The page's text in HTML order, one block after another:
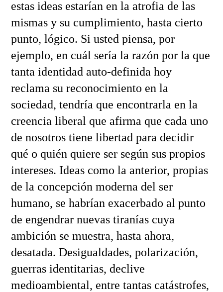
estas ideas estarían en la atrofia de las
mismas y su cumplimiento, hasta cierto
punto, lógico. Si usted piensa, por
ejemplo, en cuál sería la razón por la que
tanta identidad auto-definida hoy
reclama su reconocimiento en la
sociedad, tendría que encontrarla en la
creencia liberal que afirma que cada uno
de nosotros tiene libertad para decidir
qué o quién quiere ser según sus propios
intereses. Ideas como la anterior, propias
de la concepción moderna del ser
humano, se habrían exacerbado al punto
de engendrar nuevas tiranías cuya
ambición se muestra, hasta ahora,
desatada. Desigualdades, polarización,
guerras identitarias, declive
medioambiental, entre tantas catástrofes,